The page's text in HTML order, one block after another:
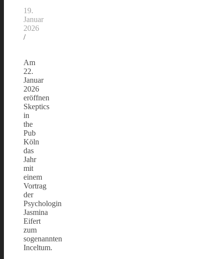
19.
Januar
2026
/
Am
22.
Januar
2026
eröffnen
Skeptics
in
the
Pub
Köln
das
Jahr
mit
einem
Vortrag
der
Psychologin
Jasmina
Eifert
zum
sogenannten
Inceltum.